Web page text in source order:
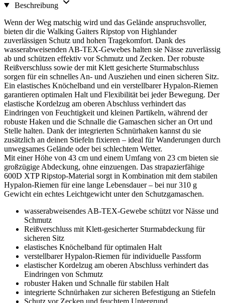
Beschreibung
Wenn der Weg matschig wird und das Gelände anspruchsvoller,
bieten dir die Walking Gaiters Ripstop von Highlander
zuverlässigen Schutz und hohen Tragekomfort. Dank des
wasserabweisenden AB-TEX-Gewebes halten sie Nässe zuverlässig
ab und schützen effektiv vor Schmutz und Zecken. Der robuste
Reißverschluss sowie der mit Klett gesicherte Sturmabschluss
sorgen für ein schnelles An- und Ausziehen und einen sicheren Sitz.
Ein elastisches Knöchelband und ein verstellbarer Hypalon-Riemen
garantieren optimalen Halt und Flexibilität bei jeder Bewegung. Der
elastische Kordelzug am oberen Abschluss verhindert das
Eindringen von Feuchtigkeit und kleinen Partikeln, während der
robuste Haken und die Schnalle die Gamaschen sicher an Ort und
Stelle halten. Dank der integrierten Schnürhaken kannst du sie
zusätzlich an deinen Stiefeln fixieren – ideal für Wanderungen durch
unwegsames Gelände oder bei schlechtem Wetter.
Mit einer Höhe von 43 cm und einem Umfang von 23 cm bieten sie
großzügige Abdeckung, ohne einzuengen. Das strapazierfähige
600D XTP Ripstop-Material sorgt in Kombination mit dem stabilen
Hypalon-Riemen für eine lange Lebensdauer – bei nur 310 g
Gewicht ein echtes Leichtgewicht unter den Schutzgamaschen.
wasserabweisendes AB-TEX-Gewebe schützt vor Nässe und
Schmutz
Reißverschluss mit Klett-gesicherter Sturmabdeckung für
sicheren Sitz
elastisches Knöchelband für optimalen Halt
verstellbarer Hypalon-Riemen für individuelle Passform
elastischer Kordelzug am oberen Abschluss verhindert das
Eindringen von Schmutz
robuster Haken und Schnalle für stabilen Halt
integrierte Schnürhaken zur sicheren Befestigung an Stiefeln
Schutz vor Zecken und feuchtem Untergrund